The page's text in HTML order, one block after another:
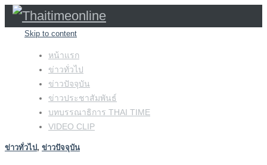
Skip to content
หน้าแรก
ข่าวทั่วไป
ข่าวปัจจุบัน
ข่าวประชาสัมพันธ์
บทบรรณาธิการ THAI TIME
VIDEO CLIP
ข่าวทั่วไป, ข่าวปัจจุบัน